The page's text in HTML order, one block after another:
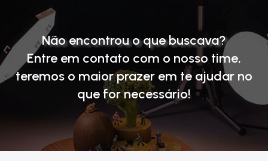
Não encontrou o que buscava?
Entre em contato com o nosso time,
teremos o maior prazer em te ajudar no
que for necessário!